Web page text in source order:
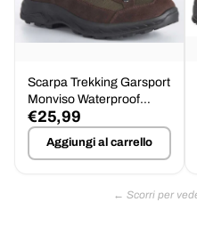
Scarpa Trekking Garsport
Monviso Waterproof
Suola Barwa Tg.46
€25,99
Aggiungi al carrello